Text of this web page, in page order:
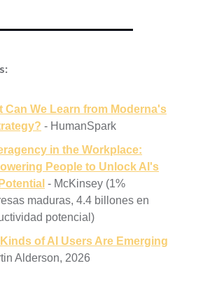
Can We Learn from Moderna's
- HumanSpark
in the Workplace:
People to Unlock AI's
- McKinsey (1%
maduras, 4.4 billones en
potencial)
of AI Users Are Emerging
Alderson, 2026